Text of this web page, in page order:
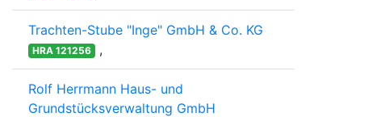
Trachten-Stube "Inge" GmbH & Co. KG
HRA 121256 ,
Rolf Herrmann Haus- und
Grundstücksverwaltung GmbH